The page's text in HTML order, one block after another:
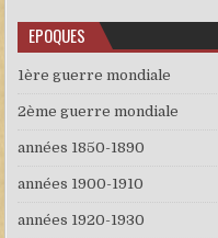
EPOQUES
1ère guerre mondiale
2ème guerre mondiale
années 1850-1890
années 1900-1910
années 1920-1930